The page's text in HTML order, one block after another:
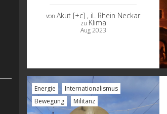
vonAkut [+c] , iL Rhein Neckar
zu Klima
Aug 2023
Energie
Internationalismus
Bewegung
Militanz